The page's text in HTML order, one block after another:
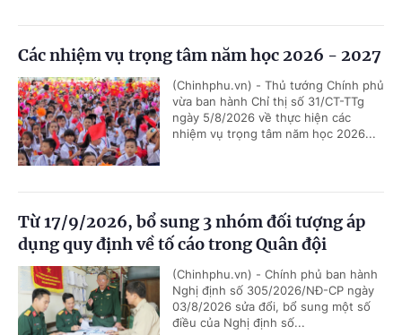
Các nhiệm vụ trọng tâm năm học 2026 - 2027
(Chinhphu.vn) - Thủ tướng Chính phủ
vừa ban hành Chỉ thị số 31/CT-TTg
ngày 5/8/2026 về thực hiện các
nhiệm vụ trọng tâm năm học 2026...
Từ 17/9/2026, bổ sung 3 nhóm đối tượng áp
dụng quy định về tố cáo trong Quân đội
(Chinhphu.vn) - Chính phủ ban hành
Nghị định số 305/2026/NĐ-CP ngày
03/8/2026 sửa đổi, bổ sung một số
điều của Nghị định số...